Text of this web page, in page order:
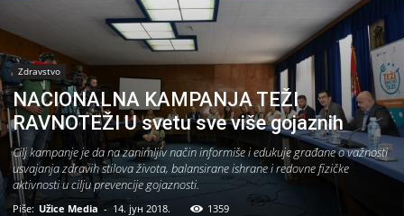
Zdravstvo
NACIONALNA KAMPANJA TEŽI
RAVNOTEŽI U svetu sve više gojaznih
Cilj kampanje je da na zanimljiv način informiše i edukuje građane o važnosti
usvajanja zdravih stilova života, balansirane ishrane i redovne fizičke
aktivnosti u cilju prevencije gojaznosti.
Piše: Užice Media - 14. јун 2018. 1359